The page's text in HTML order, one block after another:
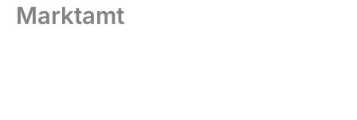
Marktamt